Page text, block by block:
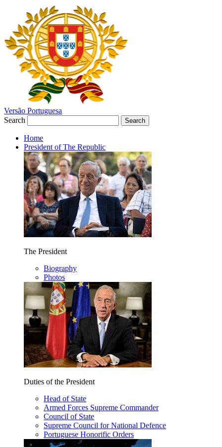
Versão Portuguesa
Search
Search
Home
President of The Republic
The President
Biography
Photos
Duties of the President
Head of State
Armed Forces Supreme Commander
Council of State
Supreme Council for National Defence
Portuguese Honorific Orders